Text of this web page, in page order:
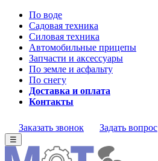
По воде
Садовая техника
Силовая техника
Автомобильные прицепы
Запчасти и аксессуары
По земле и асфальту
По снегу
Доставка и оплата
Контакты
Заказать звонок Задать вопрос
☰